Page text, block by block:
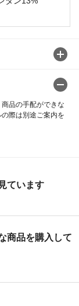
品の手配ができな
際は別途ご案内を
ています
商品を購入して